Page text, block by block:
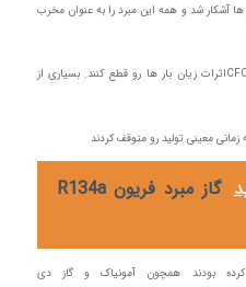
حفظ کرده بود.در سال 1980 وقتی ها آشکار شد و همه این مبرد را به عنوان مخرب
و در نتیجه گرم شدن زمین شناختند ,در نتیجهCFCاثرات زیان بار ها رو قطع کنند. بسیاری از
معینی تولید رو متوقف کردند
گاز مبرد فریون R134a
بودند همچون آمونیاک و گاز دی